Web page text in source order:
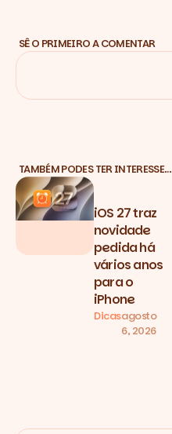
SÊ O PRIMEIRO A COMENTAR
TAMBÉM PODES TER INTERESSE…
iOS 27 traz
novidade
pedida há
vários anos
para o
iPhone
Dicasagosto
6, 2026